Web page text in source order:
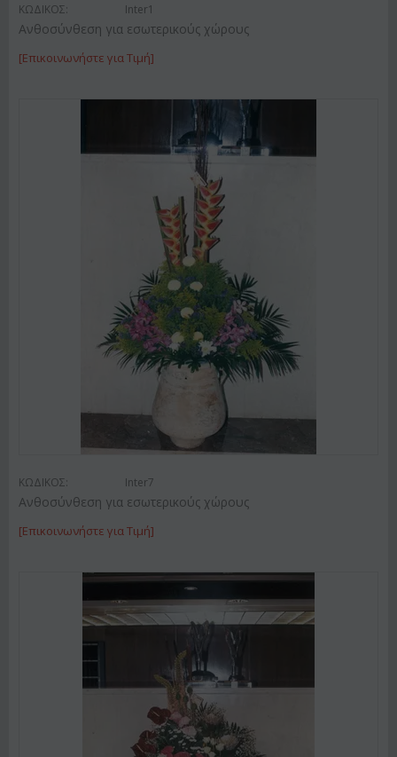
ΚΩΔΙΚΟΣ: Inter1
Ανθοσύνθεση για εσωτερικούς χώρους
[Επικοινωνήστε για Τιμή]
ΚΩΔΙΚΟΣ: Inter7
Ανθοσύνθεση για εσωτερικούς χώρους
[Επικοινωνήστε για Τιμή]